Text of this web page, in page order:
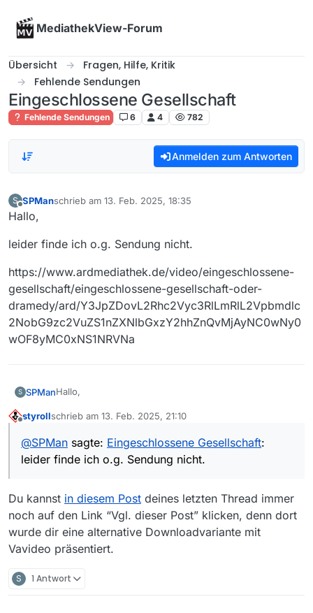
MediathekView-Forum
Übersicht
Fragen, Hilfe, Kritik
Fehlende Sendungen
Eingeschlossene Gesellschaft
Fehlende Sendungen 6 4 782
Anmelden zum Antworten
S
Offline
SPManschrieb am 13. Feb. 2025, 18:35
zuletzt editiert von
Hallo,
leider finde ich o.g. Sendung nicht.
https://www.ardmediathek.de/video/eingeschlossene-
gesellschaft/eingeschlossene-gesellschaft-oder-
dramedy/ard/Y3JpZDovL2Rhc2Vyc3RlLmRlL2Vpbmdlc
2NobG9zc2VuZS1nZXNlbGxzY2hhZnQvMjAyNC0wNy0
wOF8yMC0xNS1NRVNa
S SPManHallo,
leider finde ich o.g. Sendung nicht.
https://www.ardmediathek.de/video/eingeschlossene-
gesellschaft/eingeschlossene-gesellschaft-oder-
OF8yMC0xNS1NRVNa
styrollschrieb am 13. Feb. 2025, 21:10
zuletzt editiert von
@SPMan sagte: Eingeschlossene Gesellschaft:
leider finde ich o.g. Sendung nicht.
Du kannst in diesem Post deines letzten Thread immer
noch auf den Link “Vgl. dieser Post” klicken, denn dort
wurde dir eine alternative Downloadvariante mit
Vavideo präsentiert.
S 1 Antwort